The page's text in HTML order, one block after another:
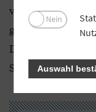
vergleichsweise
gilt
Datendienste,
Software.
Nein
Auswahl